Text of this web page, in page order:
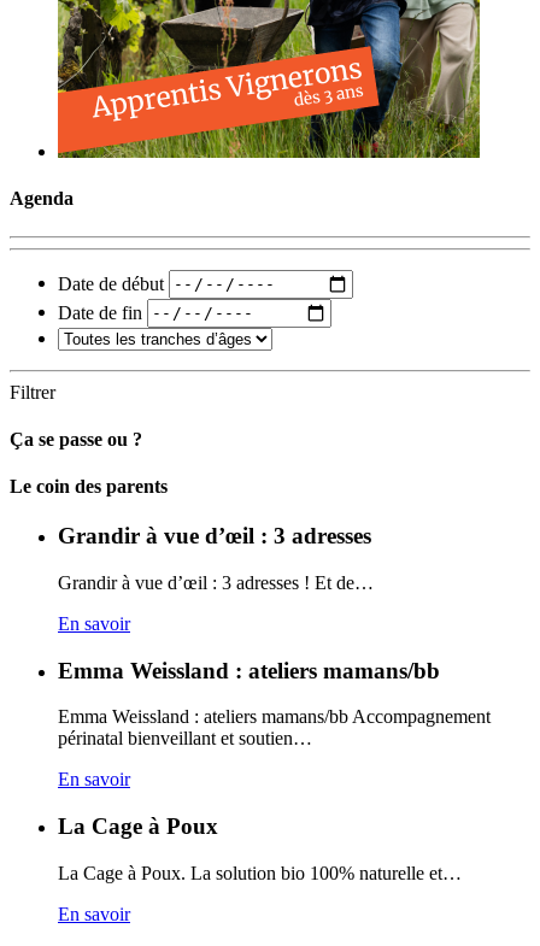
Agenda
Date de début
Date de fin
Filtrer
Ça se passe ou ?
Carto
Le coin des parents
Grandir à vue d’œil : 3 adresses
Grandir à vue d’œil : 3 adresses ! Et de…
En savoir
Emma Weissland : ateliers mamans/bb
Emma Weissland : ateliers mamans/bb Accompagnement
périnatal bienveillant et soutien…
En savoir
La Cage à Poux
La Cage à Poux. La solution bio 100% naturelle et…
En savoir